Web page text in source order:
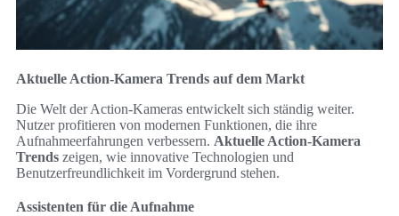
Aktuelle Action-Kamera Trends auf dem Markt
Die Welt der Action-Kameras entwickelt sich ständig weiter.
Nutzer profitieren von modernen Funktionen, die ihre
Aufnahmeerfahrungen verbessern. Aktuelle Action-Kamera
Trends zeigen, wie innovative Technologien und
Benutzerfreundlichkeit im Vordergrund stehen.
Assistenten für die Aufnahme